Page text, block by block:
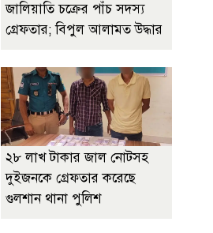
জালিয়াতি চক্রের পাঁচ সদস্য
গ্রেফতার; বিপুল আলামত উদ্ধার
২৮ লাখ টাকার জাল নোটসহ
দুইজনকে গ্রেফতার করেছে
গুলশান থানা পুলিশ